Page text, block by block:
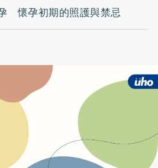
懷孕初期的照護與禁忌